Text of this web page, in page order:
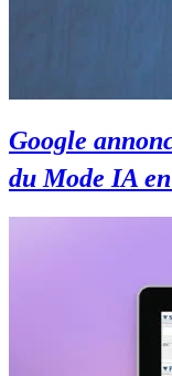
Google
du Mode IA